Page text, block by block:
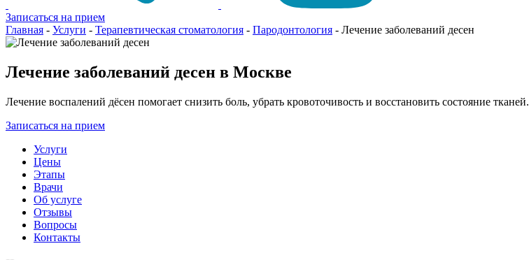
Записаться на прием
Главная - Услуги - Терапевтическая стоматология - Пародонтология - Лечение заболеваний десен
Лечение заболеваний десен в Москве
Лечение воспалений дёсен помогает снизить боль, убрать кровоточивость и восстановить состояние тканей.
Записаться на прием
Услуги
Цены
Этапы
Врачи
Об услуге
Отзывы
Вопросы
Контакты